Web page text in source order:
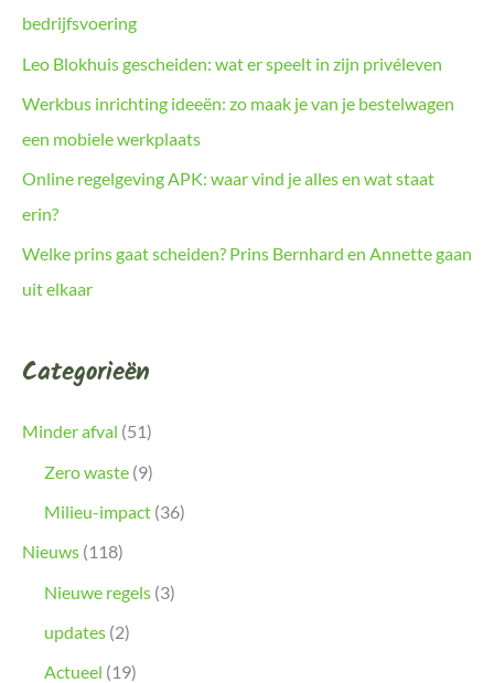
bedrijfsvoering
Leo Blokhuis gescheiden: wat er speelt in zijn privéleven
Werkbus inrichting ideeën: zo maak je van je bestelwagen
een mobiele werkplaats
Online regelgeving APK: waar vind je alles en wat staat
erin?
Welke prins gaat scheiden? Prins Bernhard en Annette gaan
uit elkaar
Categorieën
Minder afval (51)
Zero waste (9)
Milieu-impact (36)
Nieuws (118)
Nieuwe regels (3)
updates (2)
Actueel (19)